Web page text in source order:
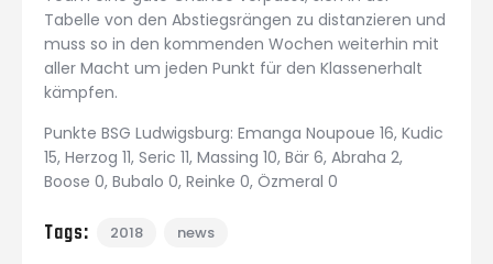
Tabelle von den Abstiegsrängen zu distanzieren und
muss so in den kommenden Wochen weiterhin mit
aller Macht um jeden Punkt für den Klassenerhalt
kämpfen.
Punkte BSG Ludwigsburg: Emanga Noupoue 16, Kudic
15, Herzog 11, Seric 11, Massing 10, Bär 6, Abraha 2,
Boose 0, Bubalo 0, Reinke 0, Özmeral 0
Tags: 2018 news